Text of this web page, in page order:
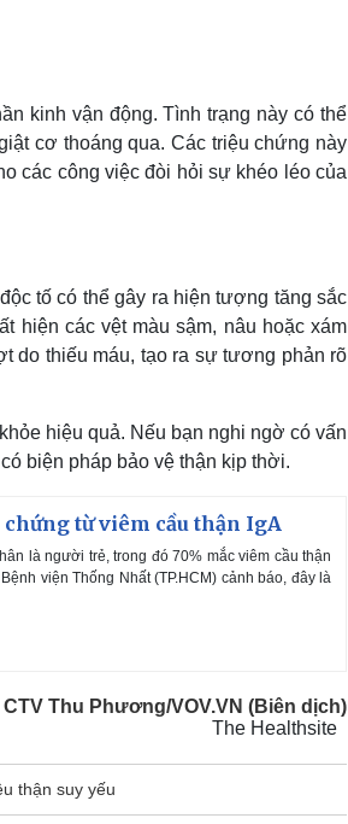
kinh vận động. Tình trạng này có thể
cơ thoáng qua. Các triệu chứng này
các công việc đòi hỏi sự khéo léo của
tố có thể gây ra hiện tượng tăng sắc
hiện các vệt màu sậm, nâu hoặc xám
do thiếu máu, tạo ra sự tương phản rõ
hiệu quả. Nếu bạn nghi ngờ có vấn
có biện pháp bảo vệ thận kịp thời.
chứng từ viêm cầu thận IgA
là người trẻ, trong đó 70% mắc viêm cầu thận
viện Thống Nhất (TP.HCM) cảnh báo, đây là
CTV Thu Phương/VOV.VN (Biên dịch)
The Healthsite
thận suy yếu